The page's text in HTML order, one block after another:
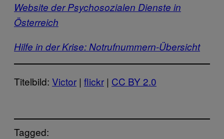
Website der Psychosozialen Dienste in
Österreich
Hilfe in der Krise: Notrufnummern-Übersicht
Titelbild: Victor | flickr | CC BY 2.0
Tagged: